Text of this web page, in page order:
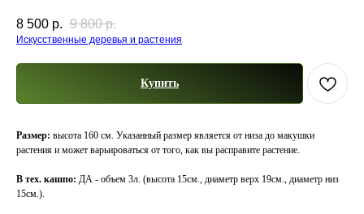
8 500 р. 9 800 р.
Искусственные деревья и растения
Купить
Размер: высота 160 см. Указанный размер является от низа до макушки
растения и может варьироваться от того, как вы расправите растение.
В тех. кашпо: ДА - объем 3л. (высота 15см., диаметр верх 19см., диаметр низ
15см.).